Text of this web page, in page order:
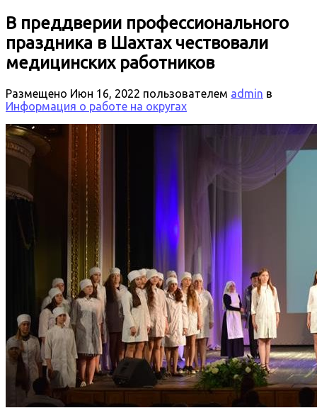
В преддверии профессионального
праздника в Шахтах чествовали
медицинских работников
Размещено Июн 16, 2022 пользователем admin в
Информация о работе на округах